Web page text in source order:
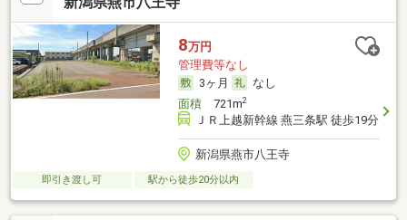
8万円
管理費等なし
3ヶ月
なし
面積721m2
ＪＲ上越新幹線 燕三条駅 徒歩19分
新潟県燕市八王寺
即引き渡し可 駅から徒歩20分以内